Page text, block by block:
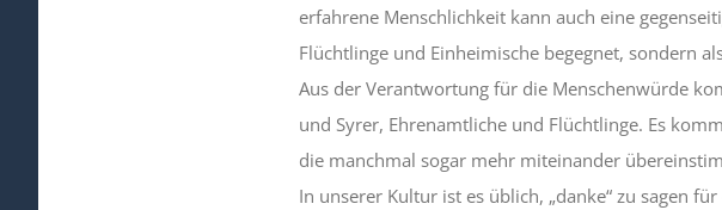
erfahrene Menschlichkeit kann auch eine
Flüchtlinge und Einheimische begegnet, sondern
Aus der Verantwortung für die Menschenwürde
und Syrer, Ehrenamtliche und Flüchtlinge. Es
die manchmal sogar mehr miteinander
In unserer Kultur ist es üblich, „danke“ zu sagen